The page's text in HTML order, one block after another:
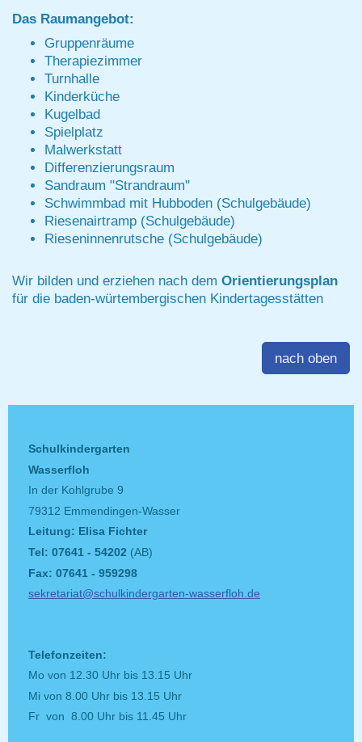
Das Raumangebot:
Gruppenräume
Therapiezimmer
Turnhalle
Kinderküche
Kugelbad
Spielplatz
Malwerkstatt
Differenzierungsraum
Sandraum "Strandraum"
Schwimmbad mit Hubboden (Schulgebäude)
Riesenairtramp (Schulgebäude)
Rieseninnenrutsche (Schulgebäude)
Wir bilden und erziehen nach dem Orientierungsplan
für die baden-würtembergischen Kindertagesstätten
nach oben
Schulkindergarten
Wasserfloh
In der Kohlgrube 9
79312 Emmendingen-Wasser
Leitung: Elisa Fichter
Tel: 07641 - 54202 (AB)
Fax: 07641 - 959298
sekretariat@schulkindergarten-wasserfloh.de
Telefonzeiten:
Mo von 12.30 Uhr bis 13.15 Uhr
Mi von 8.00 Uhr bis 13.15 Uhr
Fr von 8.00 Uhr bis 11.45 Uhr